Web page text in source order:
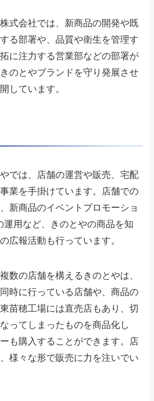
式会社では、新商品の開発や既
る部署や、品質や衛生を管理す
に注力する営業部などの部署が
のとやブランドを守り発展させ
しています。
では、店舗の運営や販売、宅配
業を手掛けています。店舗での
新商品のイベントプロモーショ
運用など、きのとやの商品を知
広報活動も行っています。
数の店舗を構えるきのとやは、
時に行っている店舗や、商品の
苗穂工場には直売店もあり、切
ってしまったものを商品化し
も購入することができます。店
様々な形で販売に力を注いでい